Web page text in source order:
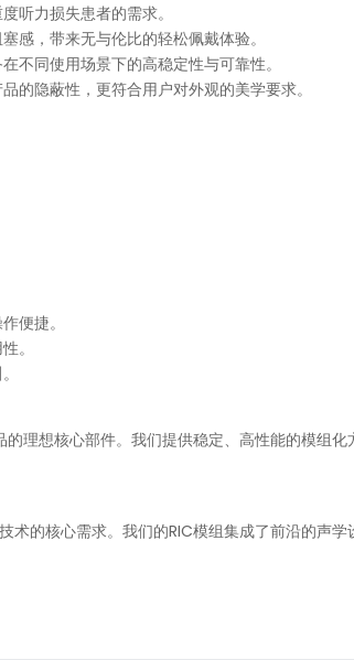
听力损失患者的需求。
感，带来无与伦比的轻松佩戴体验。
不同使用场景下的高稳定性与可靠性。
的隐蔽性，更符合用户对外观的美学要求。
便捷。
。
理想核心部件。我们提供稳定、高性能的模组
术的核心需求。我们的RIC模组集成了前沿的声